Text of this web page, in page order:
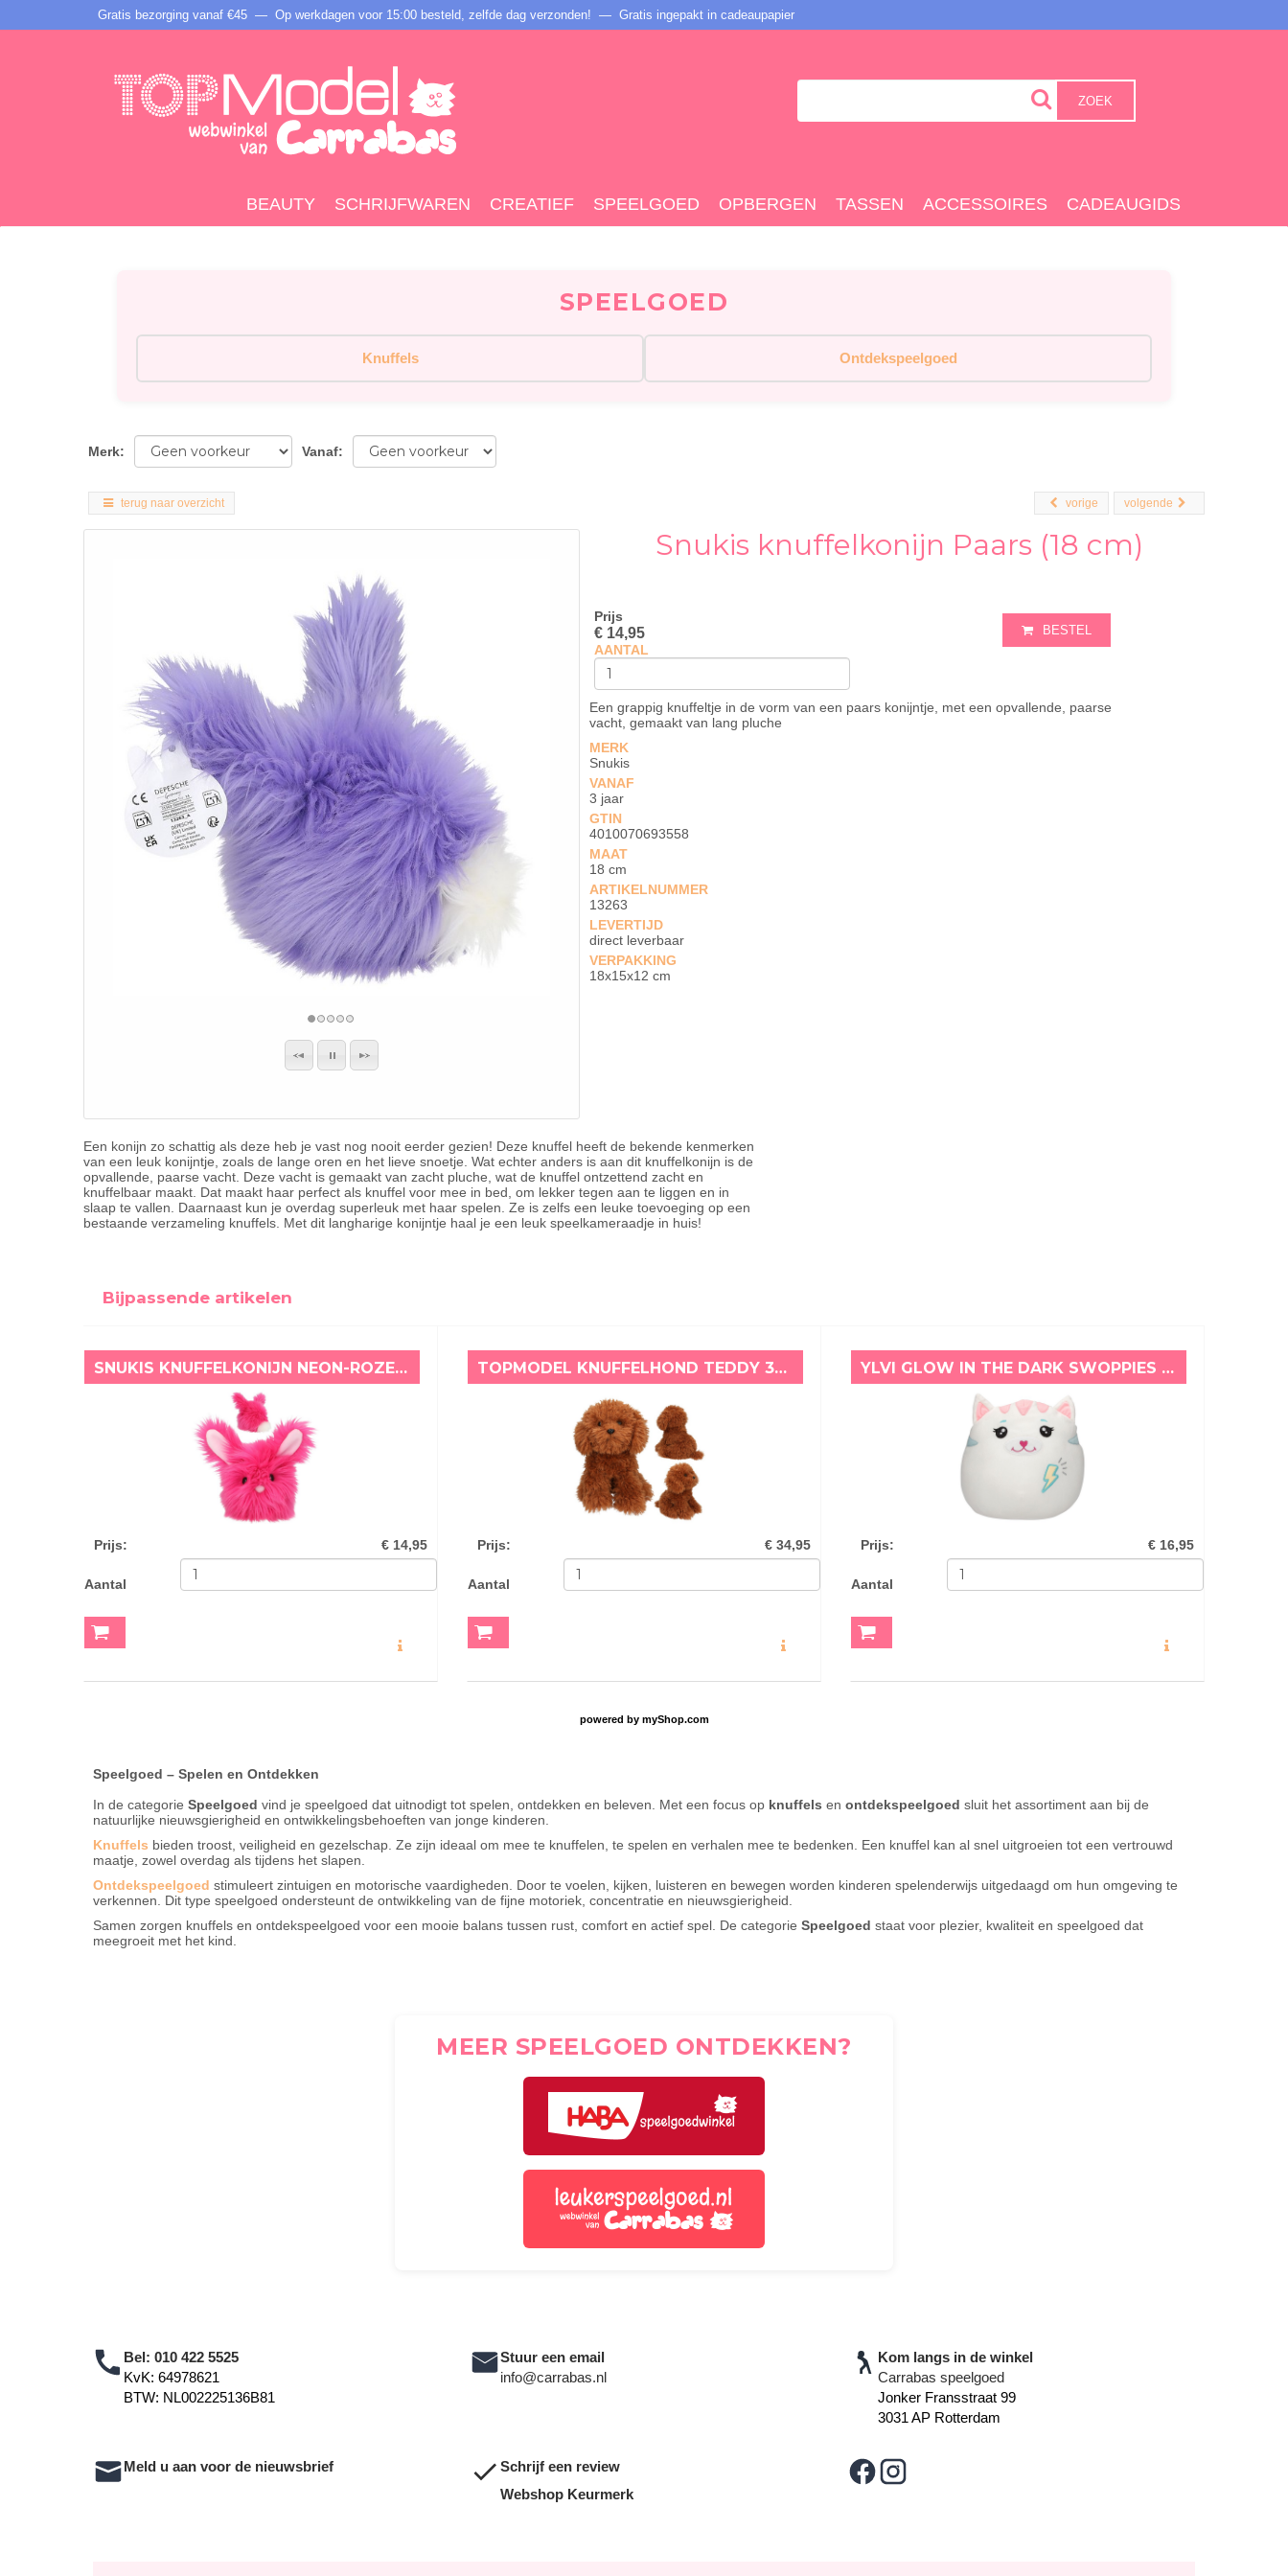
Gratis bezorging vanaf €45 — Op werkdagen voor 15:00 besteld, zelfde dag verzonden! — Gratis ingepakt in cadeaupapier
ZOEK
BEAUTY SCHRIJFWAREN CREATIEF SPEELGOED OPBERGEN TASSEN ACCESSOIRES CADEAUGIDS
SPEELGOED
Knuffels Ontdekspeelgoed
Merk: Vanaf:
terug naar overzicht volgende
vorige
Snukis knuffelkonijn Paars (18 cm)
Prijs
€ 14,95
AANTAL
BESTEL
Een grappig knuffeltje in de vorm van een paars konijntje, met een opvallende, paarse
vacht, gemaakt van lang pluche
MERK
Snukis
VANAF
3 jaar
GTIN
4010070693558
MAAT
18 cm
ARTIKELNUMMER
13263
LEVERTIJD
direct leverbaar
VERPAKKING
18x15x12 cm
Een konijn zo schattig als deze heb je vast nog nooit eerder gezien! Deze knuffel heeft de bekende kenmerken
van een leuk konijntje, zoals de lange oren en het lieve snoetje. Wat echter anders is aan dit knuffelkonijn is de
opvallende, paarse vacht. Deze vacht is gemaakt van zacht pluche, wat de knuffel ontzettend zacht en
knuffelbaar maakt. Dat maakt haar perfect als knuffel voor mee in bed, om lekker tegen aan te liggen en in
slaap te vallen. Daarnaast kun je overdag superleuk met haar spelen. Ze is zelfs een leuke toevoeging op een
bestaande verzameling knuffels. Met dit langharige konijntje haal je een leuk speelkameraadje in huis!
Bijpassende artikelen
SNUKIS KNUFFELKONIJN NEON-ROZE (18 CM)
Prijs: € 14,95
Aantal
TOPMODEL KNUFFELHOND TEDDY 30 CM FUR EVER FRIENDS
Prijs: € 34,95
Aantal
YLVI GLOW IN THE DARK SWOPPIES KAT (20 CM)
Prijs: € 16,95
Aantal
powered by myShop.com
Speelgoed – Spelen en Ontdekken
In de categorie Speelgoed vind je speelgoed dat uitnodigt tot spelen, ontdekken en beleven. Met een focus op knuffels en ontdekspeelgoed sluit het assortiment aan bij de
natuurlijke nieuwsgierigheid en ontwikkelingsbehoeften van jonge kinderen.
Knuffels bieden troost, veiligheid en gezelschap. Ze zijn ideaal om mee te knuffelen, te spelen en verhalen mee te bedenken. Een knuffel kan al snel uitgroeien tot een vertrouwd
maatje, zowel overdag als tijdens het slapen.
Ontdekspeelgoed stimuleert zintuigen en motorische vaardigheden. Door te voelen, kijken, luisteren en bewegen worden kinderen spelenderwijs uitgedaagd om hun omgeving te
verkennen. Dit type speelgoed ondersteunt de ontwikkeling van de fijne motoriek, concentratie en nieuwsgierigheid.
Samen zorgen knuffels en ontdekspeelgoed voor een mooie balans tussen rust, comfort en actief spel. De categorie Speelgoed staat voor plezier, kwaliteit en speelgoed dat
meegroeit met het kind.
MEER SPEELGOED ONTDEKKEN?
Bel: 010 422 5525
KvK: 64978621
BTW: NL002225136B81
Stuur een email
info@carrabas.nl
Kom langs in de winkel
Carrabas speelgoed
Jonker Fransstraat 99
3031 AP Rotterdam
Meld u aan voor de nieuwsbrief
Schrijf een review
Webshop Keurmerk